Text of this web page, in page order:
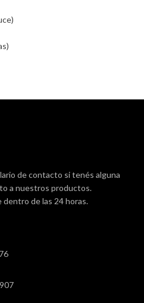
de contacto si tenés alguna
a nuestros productos.
dentro de las 24 horas.